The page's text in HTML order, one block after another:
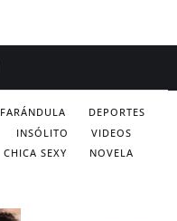
FARÁNDULA
DEPORTES
INSÓLITO
VIDEOS
CHICA SEXY NOVELA